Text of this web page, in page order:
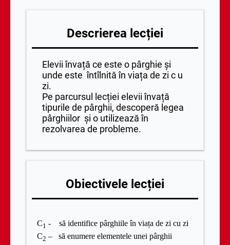
Descrierea lecției
Elevii învață ce este o pârghie și
unde este întîlnită în viața de zi c u
zi.
Pe parcursul lecției elevii învață
tipurile de pârghii, descoperă legea
pârghiilor și o utilizează în
rezolvarea de probleme.
Obiectivele lecției
C1 - să identifice pârghiile în viața de zi cu zi
C2 – să enumere elementele unei pârghii